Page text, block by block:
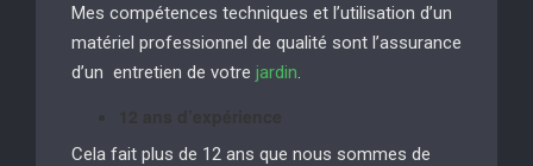
Mes compétences techniques et l’utilisation d’un
matériel professionnel de qualité sont l’assurance
d’un entretien de votre jardin.
Cela fait plus de 12 ans que nous sommes de